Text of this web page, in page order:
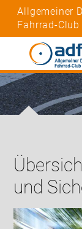
Allgemeiner
Fahrrad-Club
und